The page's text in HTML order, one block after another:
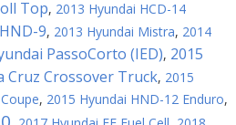
Top, 2013 Hyundai HCD-14
9, 2013 Hyundai Mistra, 2014
PassoCorto (IED), 2015
Cruz Crossover Truck, 2015
, 2015 Hyundai HND-12 Enduro,